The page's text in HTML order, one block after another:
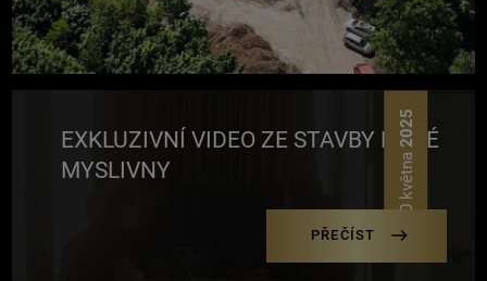
20 května
2025
EXKLUZIVNÍ VIDEO ZE STAVBY NOVÉ
MYSLIVNY
PŘEČÍST